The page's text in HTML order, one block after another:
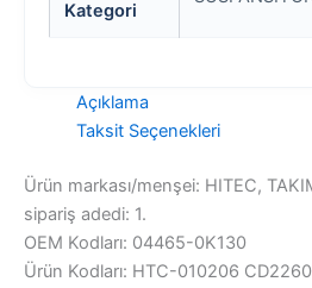
Kategori
Açıklama
Taksit Seçenekleri
Ürün markası/menşei: HITEC,
sipariş adedi: 1.
OEM Kodları: 04465-0K130
Ürün Kodları: HTC-010206